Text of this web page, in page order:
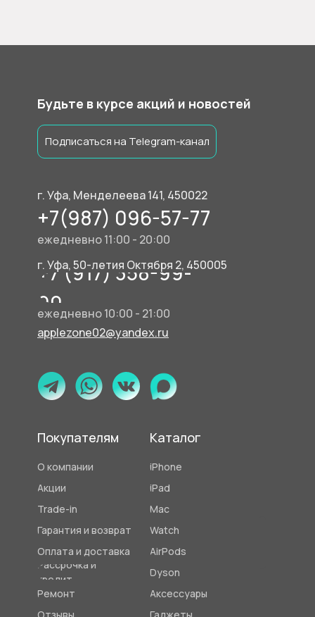
О компании
Будьте в курсе акций и новостей
Акции
Trade-in
Гарантия и возврат
Оплата и доставка
г. Уфа, Менделеева 141, 450022
Рассрочка и
кредит
+7(987) 096-57-77
Ремонт
г. Уфа, 50-летия Октября 2, 450005
+7 (917) 358-99-
90
ежедневно 10:00 - 21:00
Покупателям
applezone02@yandex.ru
iPhone
iPad
Mac
Watch
AirPods
Каталог
Подписаться на Telegram-канал
Аксессуары
Dyson
ежедневно 11:00 - 20:00